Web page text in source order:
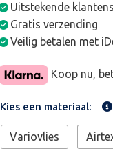
Uitstekende
Gratis verzending
Veilig betalen met
Koop nu,
Kies een materiaal:
Variovlies